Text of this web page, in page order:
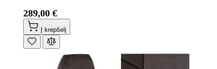
289,00 €
Į krepšelį